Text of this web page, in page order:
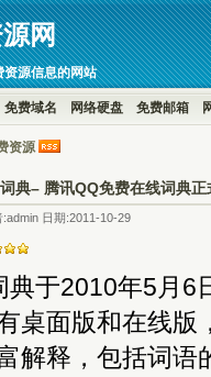
网
资源信息的网站
免费域名 网络硬盘 免费邮箱
资源
典– 腾讯QQ免费在线词典正
:admin 日期:2011-10-29
典于2010年5月6
桌面版和在线版
解释，包括词语